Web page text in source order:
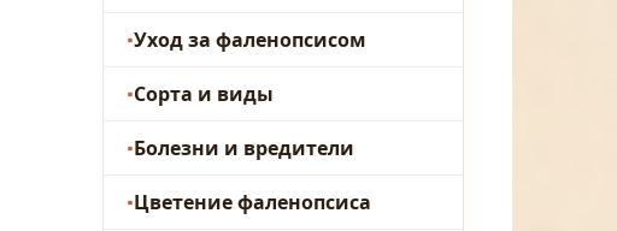
Уход за фаленопсисом
Сорта и виды
Болезни и вредители
Цветение фаленопсиса